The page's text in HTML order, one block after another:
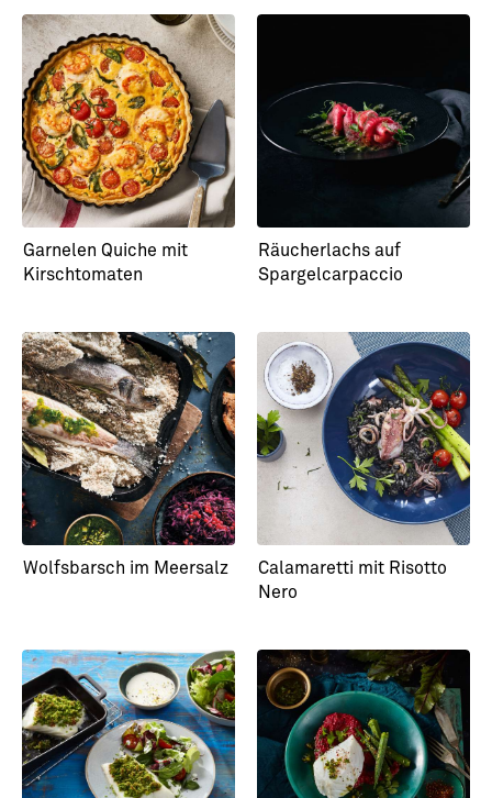
Garnelen Quiche mit
Kirschtomaten
Räucherlachs auf
Spargelcarpaccio
Wolfsbarsch im Meersalz
Calamaretti mit Risotto
Nero